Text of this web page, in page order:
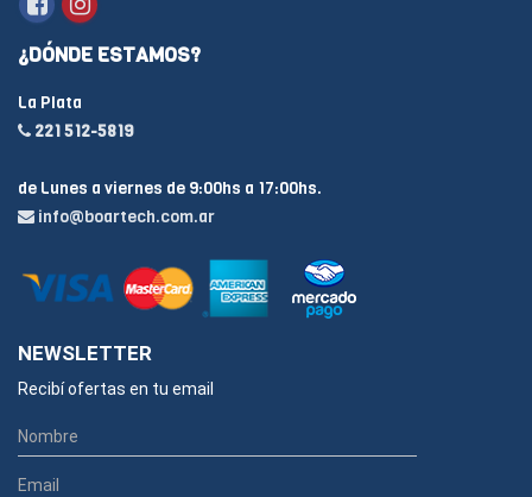
¿DÓNDE ESTAMOS?
La Plata
221 512-5819
de Lunes a viernes de 9:00hs a 17:00hs.
info@boartech.com.ar
NEWSLETTER
Recibí ofertas en tu email